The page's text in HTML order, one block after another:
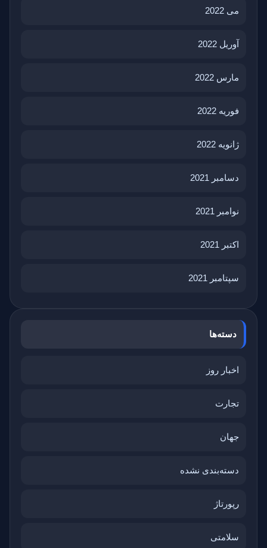
می 2022
آوریل 2022
مارس 2022
فوریه 2022
ژانویه 2022
دسامبر 2021
نوامبر 2021
اکتبر 2021
سپتامبر 2021
دسته‌ها
اخبار روز
تجارت
جهان
دسته‌بندی نشده
رپورتاژ
سلامتی